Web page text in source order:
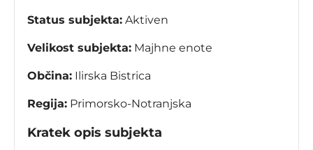
Status subjekta: Aktiven
Velikost subjekta: Majhne enote
Občina: Ilirska Bistrica
Regija: Primorsko-Notranjska
Kratek opis subjekta